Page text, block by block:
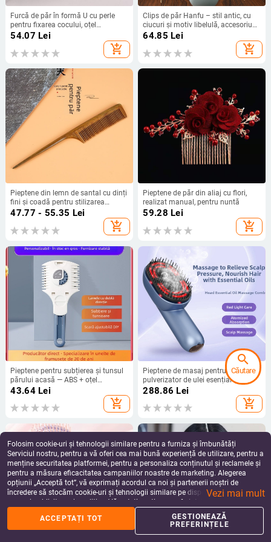
apps
Coș
%
Reduceri Profil
Furcă de păr în formă U cu perle
pentru fixarea cocului, oțel
inoxidabil, stil simplu pentru femei,
lucrată manual, design geometric,
patru dinți
54.07 Lei
add_shopping_cart
Clips de păr Hanfu – stil antic, cu
ciucuri și motiv libelulă, accesoriu
de păr metalic, lucrat manual
64.85 Lei
add_shopping_cart
Pieptene din lemn de santal cu dinți
fini și coadă pentru stilizarea
părului
47.77 - 55.35 Lei
add_shopping_cart
Pieptene de păr din aliaj cu flori,
realizat manual, pentru nuntă
59.28 Lei
add_shopping_cart
Pieptene pentru subțierea și tunsul
părului acasă — ABS + oțel
inoxidabil, etichetă privată
43.64Lei
add_shopping_cart
Pieptene de masaj pentru scalp cu
pulverizator de ulei esențial și
masaj electric cu lumină roșie —
portabil, material ABS, brand
Neutral, îngrijire acasă a părului
288.86 Lei
add_shopping_cart
Folosim cookie-uri și tehnologii similare pentru a furniza și îmbunătăți
Serviciul nostru, pentru a vă oferi cea mai bună experiență de utilizare, pentru a
menține securitatea platformei, pentru a personaliza conținutul și reclamele și
pentru a măsura eficacitatea campaniilor noastre de marketing. Alegerea
opțiunii „Acceptă tot”, vă exprimați acordul ca noi și partenerii noștri de
încredere să stocăm cookie-uri și tehnologii similare pe dispozitivul dvs. în
scopuri publicitare și analitice. Vă puteți gestiona preferințele în orice moment
făcând clic pe „Gestionează preferințele”. Pentru mai multe informații, vă
rugăm să consultațiPolitica noastră de confidențialitate.
Vezi mai mult
ACCEPTAȚI TOT
GESTIONEAZĂ
PREFERINȚELE
search
Căutare